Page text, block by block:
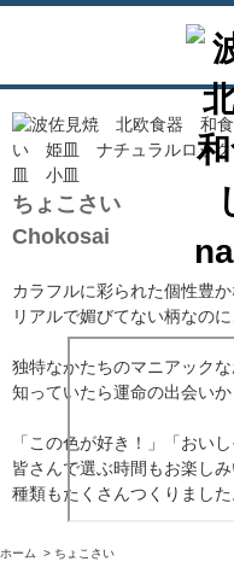
ちょこさい
Chokosai
カラフルに彩られた個性豊か
リアルで媚びてない柄なの
独特なかたちのマニアック
知っていたら運命の出会いか
「この色が好き！」「おい
皆さんで選ぶ時間もお楽しみ
種類もたくさんつくりました
ホーム > ちょこさい